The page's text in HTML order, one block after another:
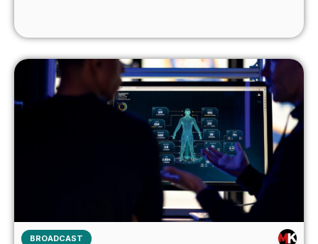
BROADCAST